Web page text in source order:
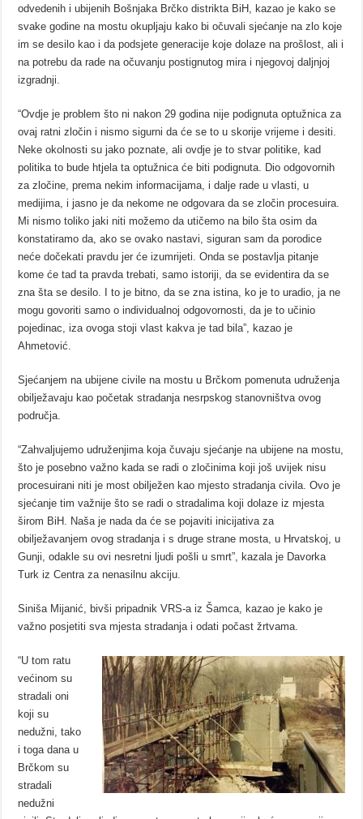
odvedenih i ubijenih Bošnjaka Brčko distrikta BiH, kazao je kako se
svake godine na mostu okupljaju kako bi očuvali sjećanje na zlo koje
im se desilo kao i da podsjete generacije koje dolaze na prošlost, ali i
na potrebu da rade na očuvanju postignutog mira i njegovoj daljnjoj
izgradnji.
“Ovdje je problem što ni nakon 29 godina nije podignuta optužnica za
ovaj ratni zločin i nismo sigurni da će se to u skorije vrijeme i desiti.
Neke okolnosti su jako poznate, ali ovdje je to stvar politike, kad
politika to bude htjela ta optužnica će biti podignuta. Dio odgovornih
za zločine, prema nekim informacijama, i dalje rade u vlasti, u
medijima, i jasno je da nekome ne odgovara da se zločin procesuira.
Mi nismo toliko jaki niti možemo da utičemo na bilo šta osim da
konstatiramo da, ako se ovako nastavi, siguran sam da porodice
neće dočekati pravdu jer će izumrijeti. Onda se postavlja pitanje
kome će tad ta pravda trebati, samo istoriji, da se evidentira da se
zna šta se desilo. I to je bitno, da se zna istina, ko je to uradio, ja ne
mogu govoriti samo o individualnoj odgovornosti, da je to učinio
pojedinac, iza ovoga stoji vlast kakva je tad bila”, kazao je
Ahmetović.
Sjećanjem na ubijene civile na mostu u Brčkom pomenuta udruženja
obilježavaju kao početak stradanja nesrpskog stanovništva ovog
područja.
“Zahvaljujemo udruženjima koja čuvaju sjećanje na ubijene na mostu,
što je posebno važno kada se radi o zločinima koji još uvijek nisu
procesuirani niti je most obilježen kao mjesto stradanja civila. Ovo je
sjećanje tim važnije što se radi o stradalima koji dolaze iz mjesta
širom BiH. Naša je nada da će se pojaviti inicijativa za
obilježavanjem ovog stradanja i s druge strane mosta, u Hrvatskoj, u
Gunji, odakle su ovi nesretni ljudi pošli u smrt”, kazala je Davorka
Turk iz Centra za nenasilnu akciju.
Siniša Mijanić, bivši pripadnik VRS-a iz Šamca, kazao je kako je
važno posjetiti sva mjesta stradanja i odati počast žrtvama.
“U tom ratu
većinom su
stradali oni
koji su
nedužni, tako
i toga dana u
Brčkom su
stradali
nedužni